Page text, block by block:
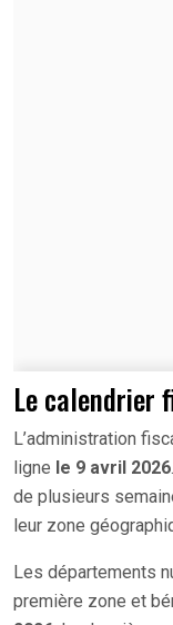
Le calendrier
L’administration
ligne le 9 avril 2026
de plusieurs
leur zone
Les départements
première zone et